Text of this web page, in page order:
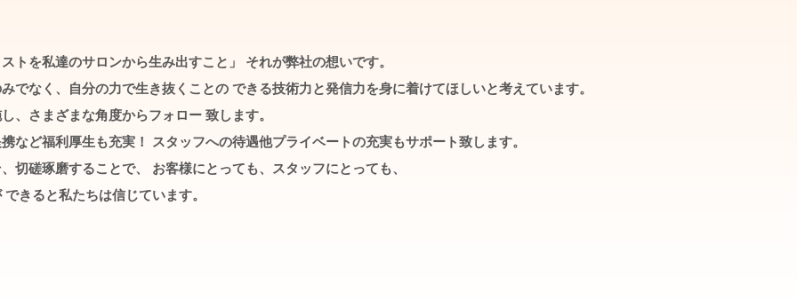
トを私達のサロンから生み出すこと」 それが弊社の想いです。
でなく、自分の力で生き抜くことの できる技術力と発信力を身に着けてほしいと考えています。
、さまざまな角度からフォロー 致します。
など福利厚生も充実！ スタッフへの待遇他プライベートの充実もサポート致します。
切磋琢磨することで、 お客様にとっても、スタッフにとっても、
きると私たちは信じています。